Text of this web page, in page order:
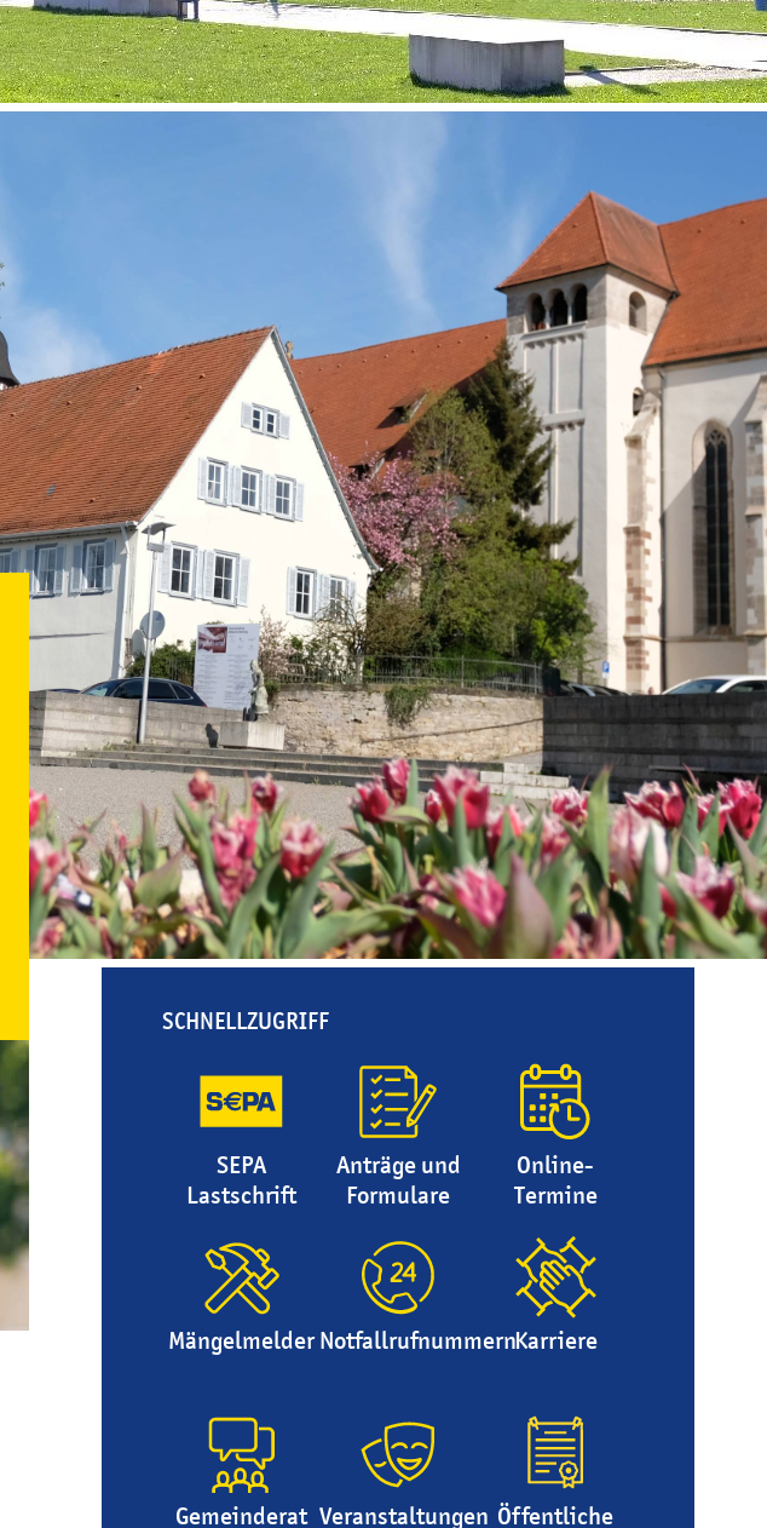
SCHNELLZUGRIFF
SEPA
Lastschrift
Anträge und
Formulare
Online-
Termine
Mängelmelder NotfallrufnummernKarriere
Gemeinderat Veranstaltungen Öffentliche